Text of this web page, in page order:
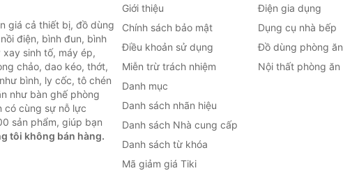
giá cả thiết bị, đồ dùng
điện, bình đun, bình
sinh tố, máy ép,
chảo, dao kéo, thớt,
bình, ly cốc, tô chén
như bàn ghế phòng
có cùng sự nỗ lực
sản phẩm, giúp bạn
tôi không bán hàng.
Giới thiệu
Chính sách bảo mật
Điều khoản sử dụng
Miễn trừ trách nhiệm
Danh mục
Danh sách nhãn hiệu
Danh sách Nhà cung cấp
Danh sách từ khóa
Mã giảm giá Tiki
Điện gia dụng
Dụng cụ nhà bếp
Đồ dùng phòng ăn
Nội thất phòng ăn